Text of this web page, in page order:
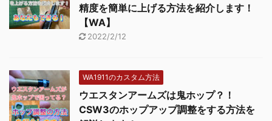
精度を簡単に上げる方法を紹介します！
【WA】
2022/2/12
WA1911のカスタム方法
ウエスタンアームズは鬼ホップ？！
CSW3のホップアップ調整をする方法を